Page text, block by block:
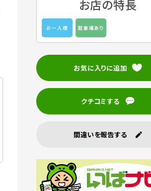
お店の特長
お一人様 駐車場あり
お気に入りに追加
クチコミする
間違いを報告する